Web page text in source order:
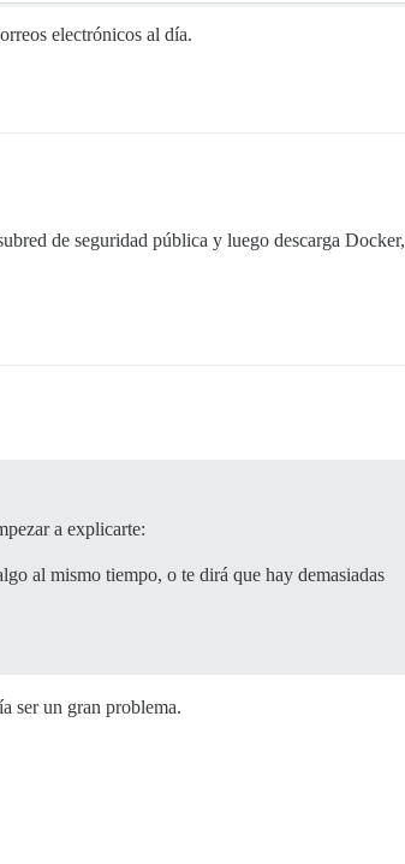
electrónicos al día.
de seguridad pública y luego descarga Docker,
a explicarte:
al mismo tiempo, o te dirá que hay demasiadas
ser un gran problema.